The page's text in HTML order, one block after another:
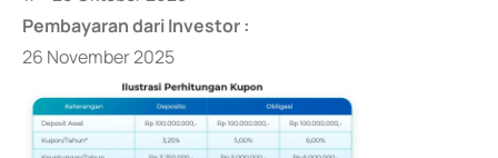
Pembayaran dari Investor :
26 November 2025